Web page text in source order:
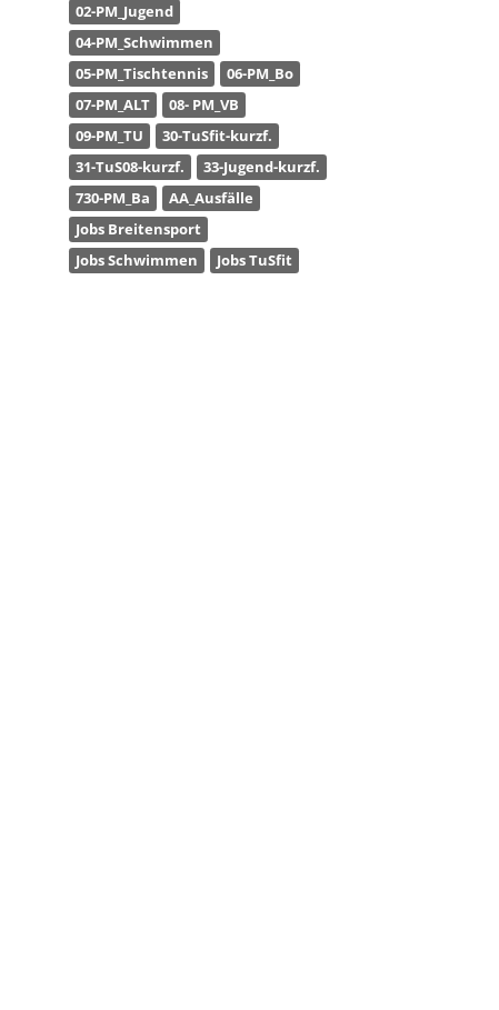
02-PM_Jugend
04-PM_Schwimmen
05-PM_Tischtennis
06-PM_Bo
07-PM_ALT
08- PM_VB
09-PM_TU
30-TuSfit-kurzf.
31-TuS08-kurzf.
33-Jugend-kurzf.
730-PM_Ba
AA_Ausfälle
Jobs Breitensport
Jobs Schwimmen
Jobs TuSfit